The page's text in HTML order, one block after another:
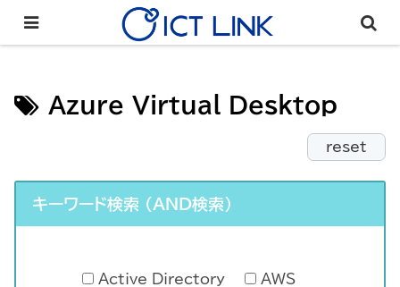
Azure Virtual Desktop
reset
キーワード検索 （AND検索）
Active Directory AWS